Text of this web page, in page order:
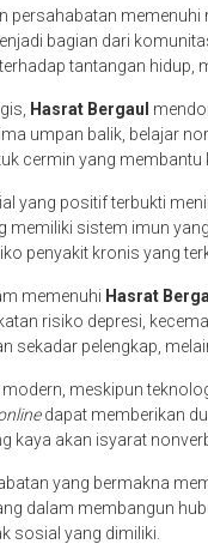
persahabatan memenuhi
bagian dari
tantangan hidup,
Hasrat Bergaul
umpan balik, belajar
cermin yang membantu
yang positif terbukti
memiliki sistem imun
penyakit kronis yang
memenuhi Hasrat
risiko depresi,
sekadar pelengkap,
meskipun
dapat memberikan
kaya akan isyarat
yang bermakna
dalam membangun
sosial yang dimiliki.